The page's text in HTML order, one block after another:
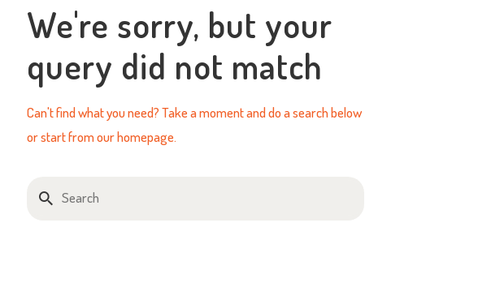
We're sorry, but your
query did not match
Can't find what you need? Take a moment and do a search below
or start fromour homepage.